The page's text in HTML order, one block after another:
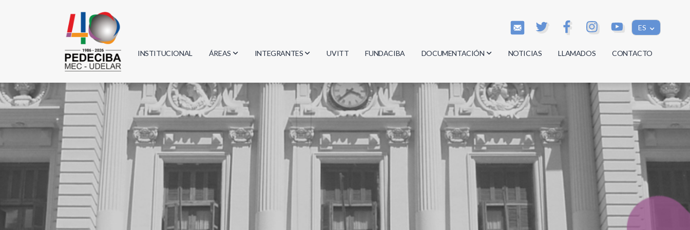
ES
INSTITUCIONAL ÁREAS
Biología
Física
Informática
Matemática
INTEGRANTES
Investigadores
Estudiantes
Egresados
UVITT FUNDACIBA DOCUMENTACIÓN
Actas
Reglamentos
Documentos
NOTICIAS LLAMADOS CONTACTO